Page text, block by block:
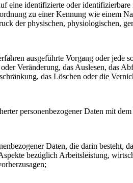
eine identifizierte oder
zu einer Kennung wie einem
der physischen, physiologischen,
ausgeführte Vorgang oder jede
Veränderung, das Auslesen, das
das Löschen oder die
personenbezogener Daten mit
Daten, die darin besteht,
bezüglich Arbeitsleistung,